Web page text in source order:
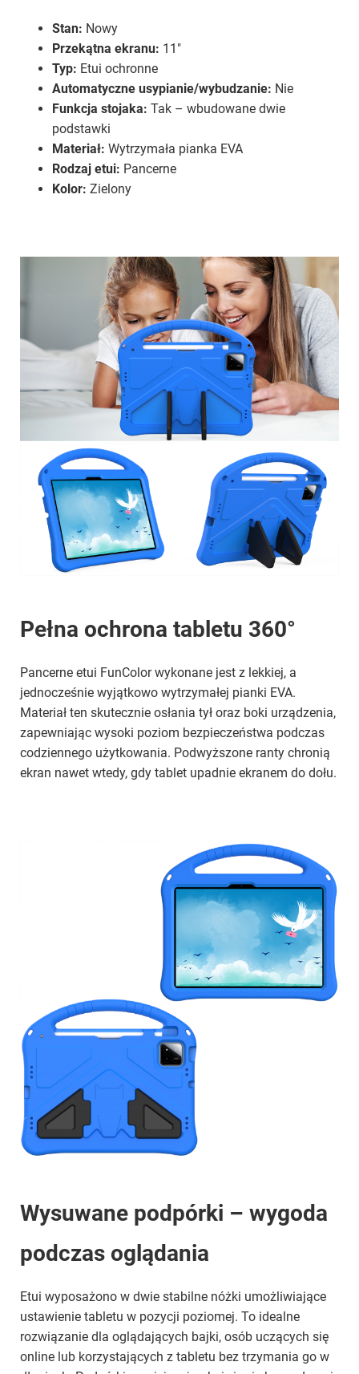
Stan: Nowy
Przekątna ekranu: 11"
Typ: Etui ochronne
Automatyczne usypianie/wybudzanie: Nie
Funkcja stojaka: Tak – wbudowane dwie
podstawki
Materiał: Wytrzymała pianka EVA
Rodzaj etui: Pancerne
Kolor: Zielony
Pełna ochrona tabletu 360°
Pancerne etui FunColor wykonane jest z lekkiej, a
jednocześnie wyjątkowo wytrzymałej pianki EVA.
Materiał ten skutecznie osłania tył oraz boki urządzenia,
zapewniając wysoki poziom bezpieczeństwa podczas
codziennego użytkowania. Podwyższone ranty chronią
ekran nawet wtedy, gdy tablet upadnie ekranem do dołu.
Wysuwane podpórki – wygoda
podczas oglądania
Etui wyposażono w dwie stabilne nóżki umożliwiające
ustawienie tabletu w pozycji poziomej. To idealne
rozwiązanie dla oglądających bajki, osób uczących się
online lub korzystających z tabletu bez trzymania go w